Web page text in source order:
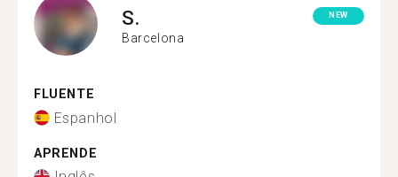
S.
Barcelona
NEW
FLUENTE
Espanhol
APRENDE